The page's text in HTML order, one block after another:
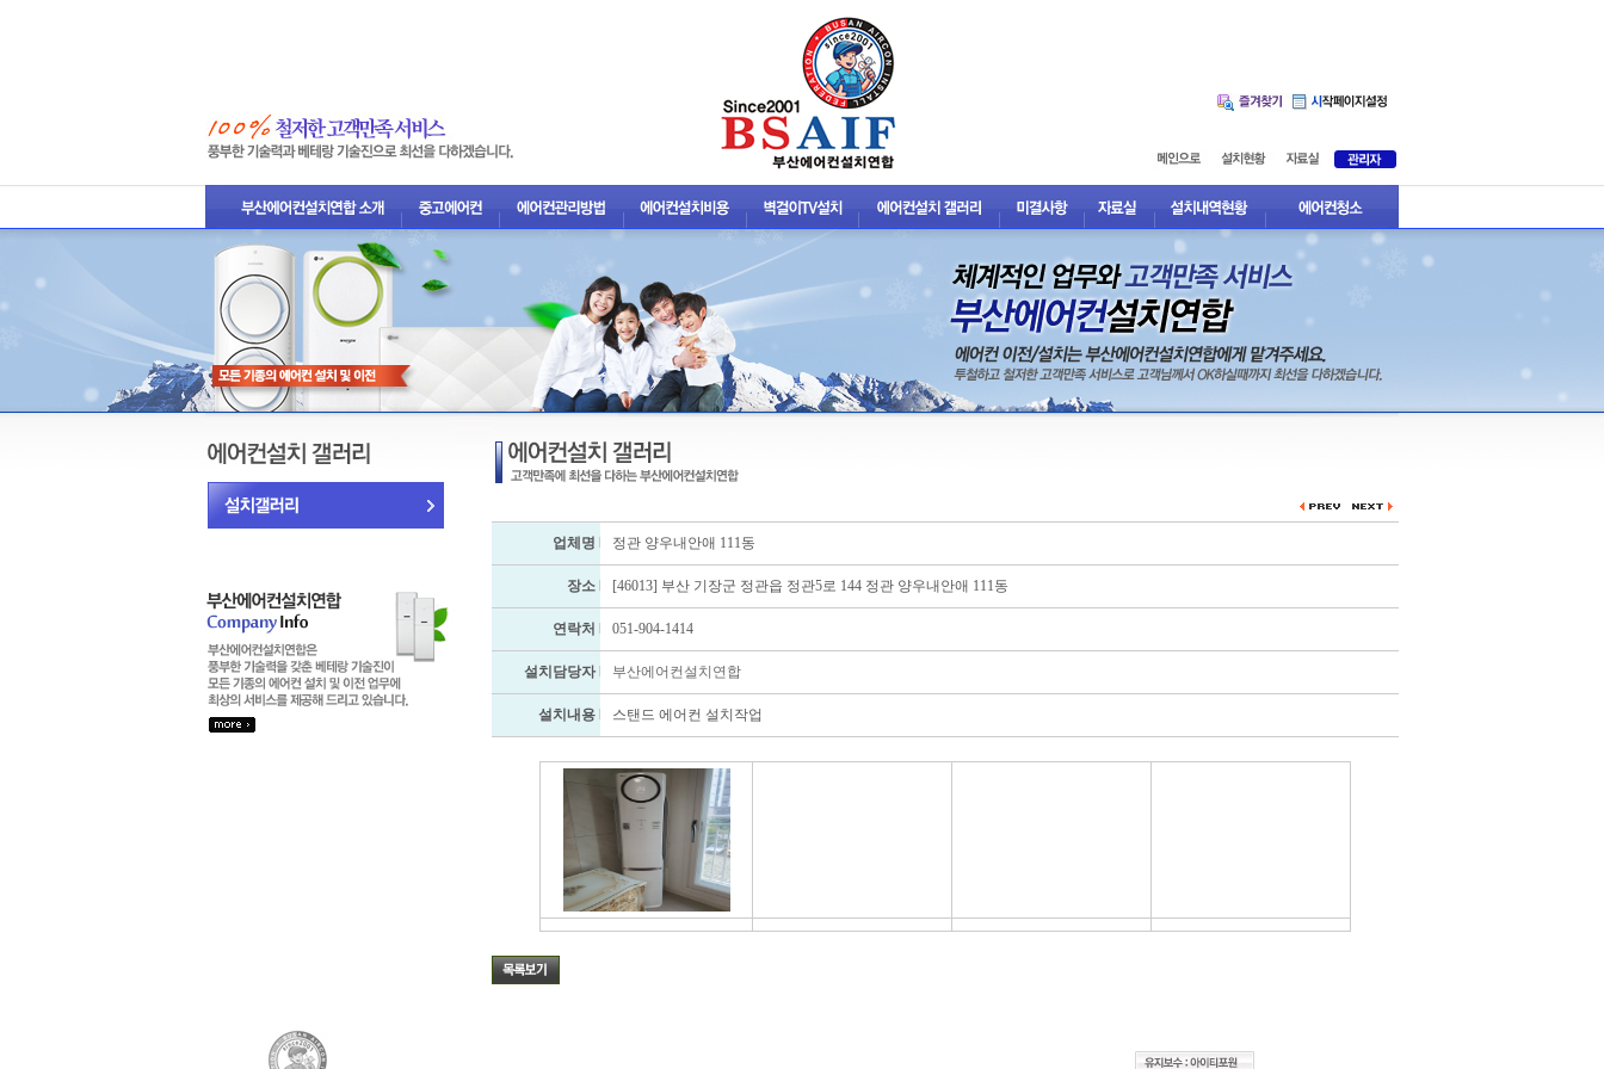
업체명 정관 양우내안애 111동
장소 [46013] 부산 기장군 정관읍 정관5로 144 정관 양우내안애 111동
연락처 051-904-1414
설치담당자 부산에어컨설치연합
설치내용 스탠드 에어컨 설치작업